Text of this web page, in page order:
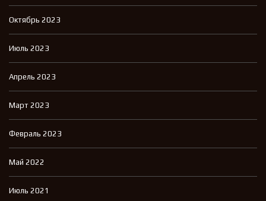
Октябрь 2023
Июль 2023
Апрель 2023
Март 2023
Февраль 2023
Май 2022
Июль 2021